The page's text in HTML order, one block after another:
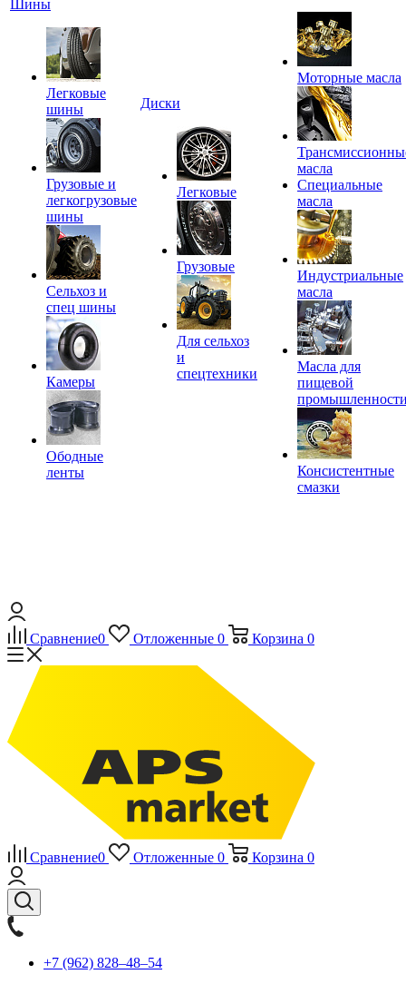
Шины
Легковые
шины
Грузовые и
легкогрузовые
шины
Сельхоз и
спец шины
Камеры
Ободные
ленты
Диски
Легковые
Грузовые
Для сельхоз
и
спецтехники
Моторные масла
масла
Специальные
масла
Индустриальные
масла
Масла для
пищевой
Консистентные
смазки
Сравнение0 Отложенные 0 Корзина 0
Сравнение0 Отложенные 0 Корзина 0
+7 (962) 828‒48‒54